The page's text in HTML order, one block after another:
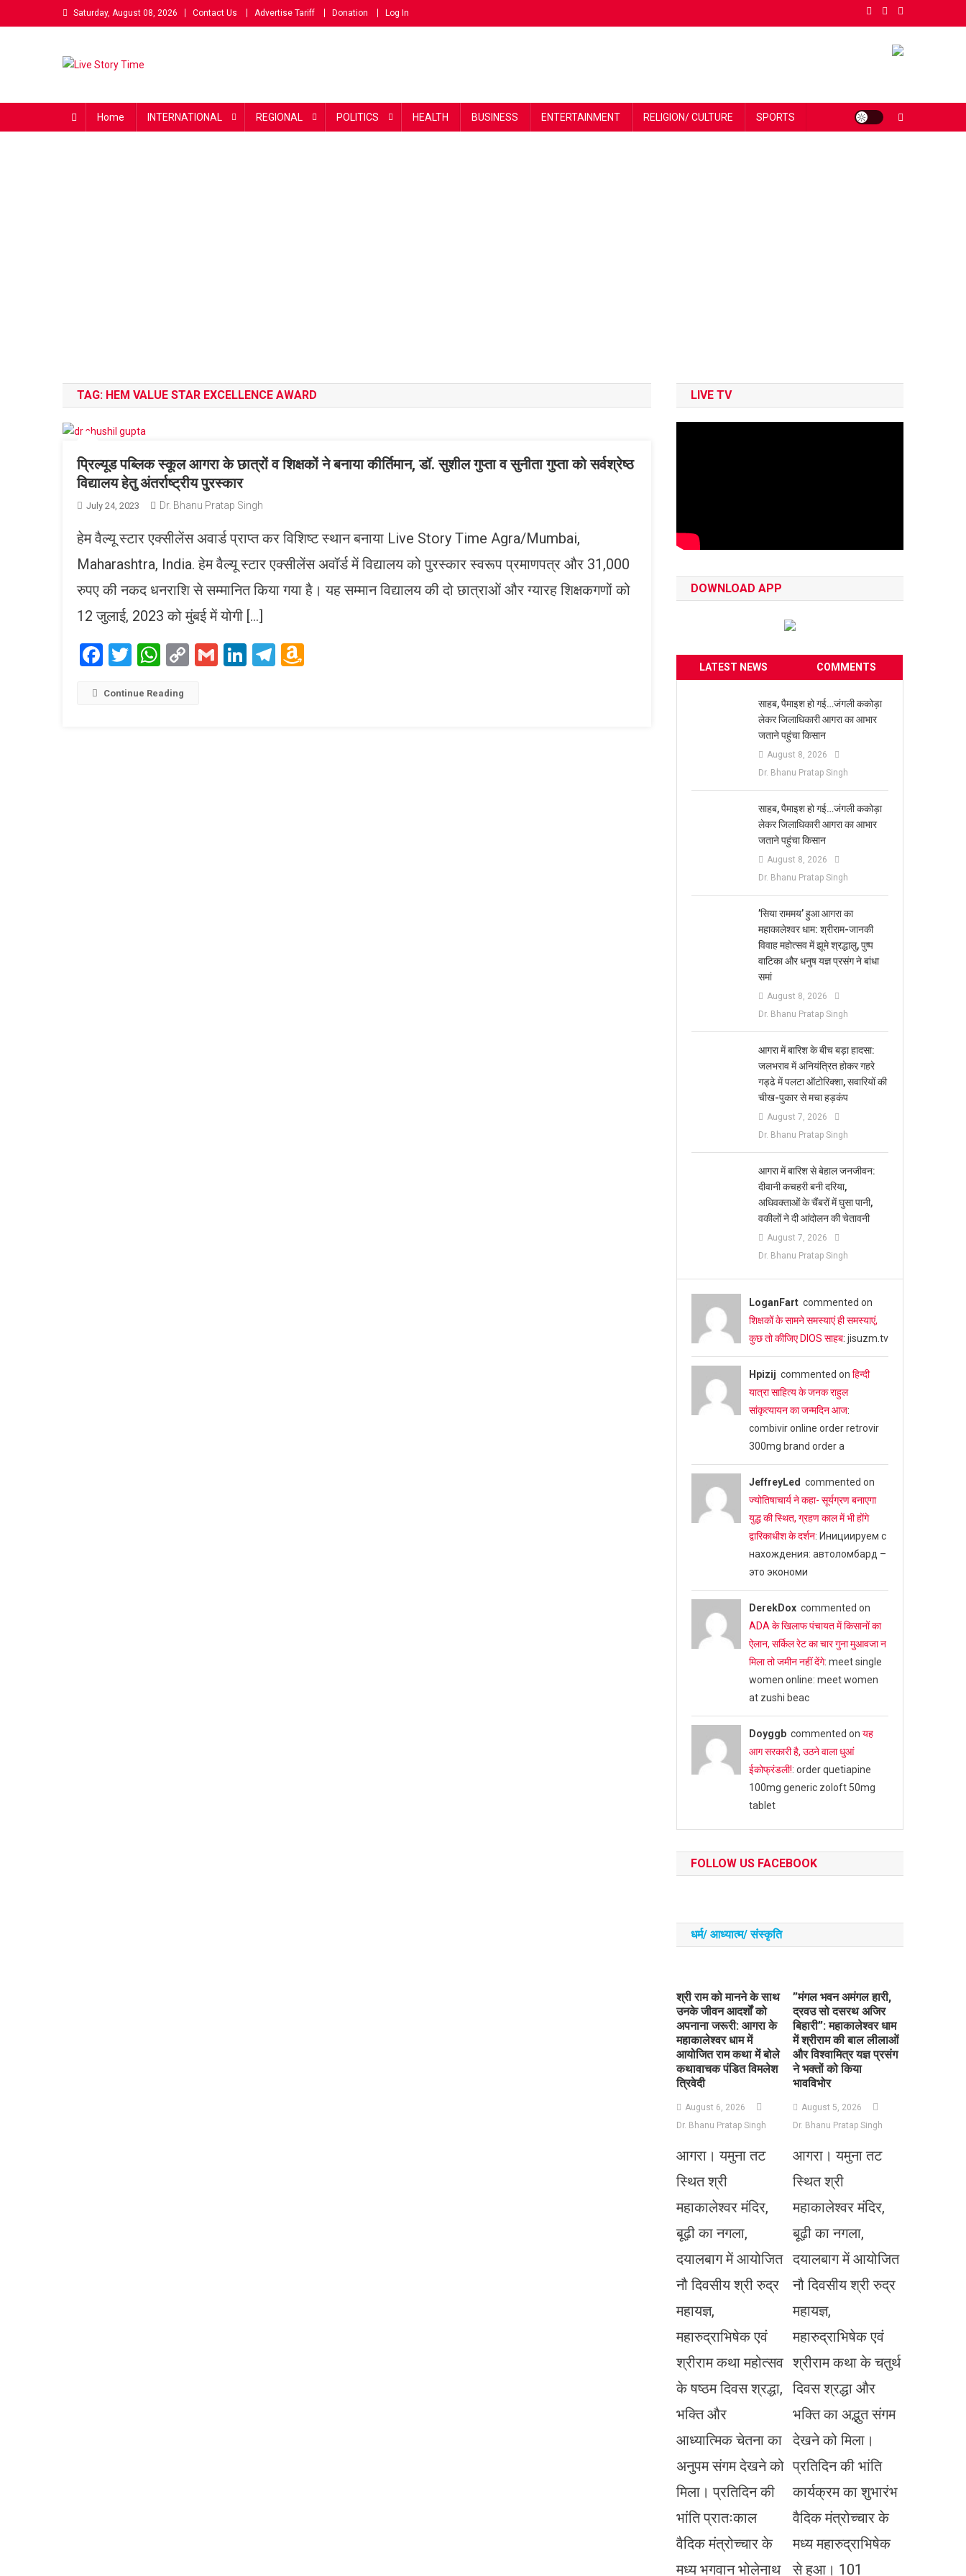
to
Saturday, August 08, 2026 Contact Us Advertise Tariff Donation Log In
Home INTERNATIONAL REGIONAL POLITICS HEALTH BUSINESS ENTERTAINMENT RELIGION/ CULTURE SPORTS
TAG: HEM VALUE STAR EXCELLENCE AWARD
प्रिल्यूड पब्लिक स्कूल आगरा के छात्रों व शिक्षकों ने बनाया कीर्तिमान, डॉ. सुशील गुप्ता व सुनीता गुप्ता को सर्वश्रेष्ठ
विद्यालय हेतु अंतर्राष्ट्रीय पुरस्कार
July 24, 2023 Dr. Bhanu Pratap Singh
हेम वैल्यू स्टार एक्सीलेंस अवार्ड प्राप्त कर विशिष्ट स्थान बनाया Live Story Time Agra/Mumbai,
Maharashtra, India. हेम वैल्यू स्टार एक्सीलेंस अवॉर्ड में विद्यालय को पुरस्कार स्वरूप प्रमाणपत्र और 31,000
रुपए की नकद धनराशि से सम्मानित किया गया है। यह सम्मान विद्यालय की दो छात्राओं और ग्यारह शिक्षकगणों को
12 जुलाई, 2023 को मुंबई में योगी […]
Facebook
Twitter
WhatsApp
CopyGmailLinkedIn
Telegram
Continue Reading
LIVE TV
DOWNLOAD APP
LATEST NEWS COMMENTS
साहब, पैमाइश हो गई…जंगली ककोड़ा
लेकर जिलाधिकारी आगरा का आभार
जताने पहुंचा किसान
August 8, 2026
Dr. Bhanu Pratap Singh
साहब, पैमाइश हो गई…जंगली ककोड़ा
लेकर जिलाधिकारी आगरा का आभार
जताने पहुंचा किसान
August 8, 2026
Dr. Bhanu Pratap Singh
​’सिया राममय’ हुआ आगरा का
महाकालेश्वर धाम: श्रीराम-जानकी
विवाह महोत्सव में झूमे श्रद्धालु, पुष्प
वाटिका और धनुष यज्ञ प्रसंग ने बांधा
समां
August 8, 2026
Dr. Bhanu Pratap Singh
आगरा में बारिश के बीच बड़ा हादसा:
जलभराव में अनियंत्रित होकर गहरे
गड्ढे में पलटा ऑटोरिक्शा, सवारियों की
चीख-पुकार से मचा हड़कंप
August 7, 2026
Dr. Bhanu Pratap Singh
आगरा में बारिश से बेहाल जनजीवन:
दीवानी कचहरी बनी दरिया,
अधिवक्ताओं के चैंबरों में घुसा पानी,
वकीलों ने दी आंदोलन की चेतावनी
August 7, 2026
Dr. Bhanu Pratap Singh
LoganFartcommented on
शिक्षकों के सामने समस्याएं ही समस्याएं,
कुछ तो कीजिए DIOS साहब: jisuzm.tv
Hpizij commented on हिन्दी
यात्रा साहित्य के जनक राहुल
सांकृत्यायन का जन्‍मदिन आज:
combivir online order retrovir
300mg brand order a
JeffreyLed commented on
ज्योतिषाचार्य ने कहा- सूर्यग्रण बनाएगा
युद्ध की स्थित, ग्रहण काल में भी होंगे
द्वारिकाधीश के दर्शन: Инициируем с
нахождения: автоломбард –
это экономи
DerekDoxcommented on
ADA के खिलाफ पंचायत में किसानों का
ऐलान, सर्किल रेट का चार गुना मुआवजा न
मिला तो जमीन नहीं देंगे: meet single
women online: meet women
at zushi beac
Doyggbcommented on यह
आग सरकारी है, उठने वाला धुआं
ईकोफ्रंडली!: order quetiapine
100mg generic zoloft 50mg
tablet
FOLLOW US FACEBOOK
धर्म/ आध्‍यात्‍म/ संस्‍कृति
​श्री राम को मानने के साथ
उनके जीवन आदर्शों को
अपनाना जरूरी: आगरा के
महाकालेश्वर धाम में
आयोजित राम कथा में बोले
कथावाचक पंडित विमलेश
त्रिवेदी
August 6, 2026
Dr. Bhanu Pratap Singh
आगरा। यमुना तट
स्थित श्री
महाकालेश्वर मंदिर,
बूढ़ी का नगला,
दयालबाग में आयोजित
नौ दिवसीय श्री रुद्र
महायज्ञ,
महारुद्राभिषेक एवं
श्रीराम कथा महोत्सव
के षष्ठम दिवस श्रद्धा,
भक्ति और
आध्यात्मिक चेतना का
अनुपम संगम देखने को
मिला। प्रतिदिन की
भांति प्रातःकाल
वैदिक मंत्रोच्चार के
मध्य भगवान भोलेनाथ
​”मंगल भवन अमंगल हारी,
द्रवउ सो दसरथ अजिर
बिहारी”: महाकालेश्वर धाम
में श्रीराम की बाल लीलाओं
और विश्वामित्र यज्ञ प्रसंग
ने भक्तों को किया
भावविभोर
August 5, 2026
Dr. Bhanu Pratap Singh
आगरा। यमुना तट
स्थित श्री
महाकालेश्वर मंदिर,
बूढ़ी का नगला,
दयालबाग में आयोजित
नौ दिवसीय श्री रुद्र
महायज्ञ,
महारुद्राभिषेक एवं
श्रीराम कथा के चतुर्थ
दिवस श्रद्धा और
भक्ति का अद्भुत संगम
देखने को मिला।
प्रतिदिन की भांति
कार्यक्रम का शुभारंभ
वैदिक मंत्रोच्चार के
मध्य महारुद्राभिषेक
से हुआ। 101